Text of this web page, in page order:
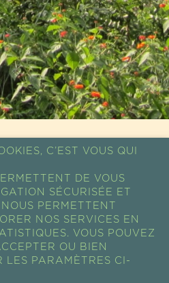
/ VENTE
CHARENTON
C’EST VOUS QUI
DE VOUS
SÉCURISÉE ET
PERMETTENT
NOS SERVICES EN
VOUS POUVEZ
OU BIEN
LES PARAMÈTRES CI-